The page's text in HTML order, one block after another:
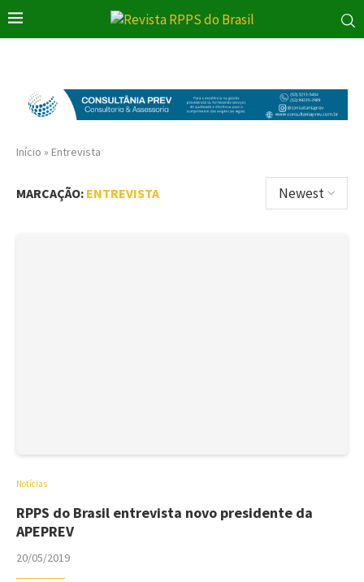
Início » Entrevista
MARCAÇÃO: ENTREVISTA
Notícias
RPPS do Brasil entrevista novo presidente da
APEPREV
20/05/2019